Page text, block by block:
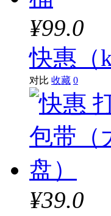
¥99.0
快惠（
对比 收藏 0
¥39.0